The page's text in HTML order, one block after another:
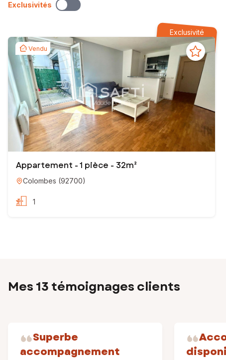
Exclusivités
Exclusivité
Vendu
Appartement - 1 pièce - 32m²
Colombes (92700)
1
Mes 13 témoignages clients
Superbe
accompagnement